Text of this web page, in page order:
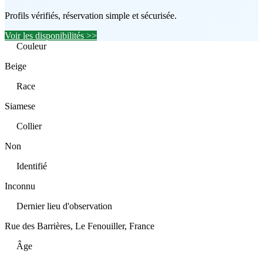
Profils vérifiés, réservation simple et sécurisée.
Voir les disponibilités >>
Couleur
Beige
Race
Siamese
Collier
Non
Identifié
Inconnu
Dernier lieu d'observation
Rue des Barrières, Le Fenouiller, France
Âge